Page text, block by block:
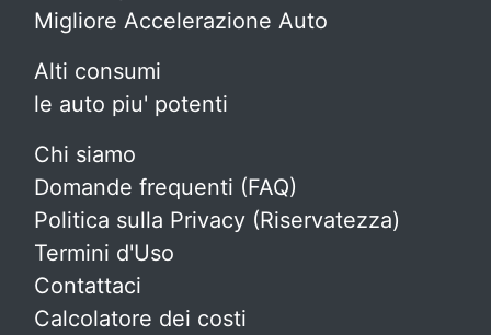
Migliore Accelerazione Auto
Alti consumi
le auto piu' potenti
Chi siamo
Domande frequenti (FAQ)
Politica sulla Privacy (Riservatezza)
Termini d'Uso
Contattaci
Calcolatore dei costi